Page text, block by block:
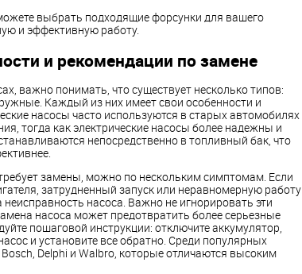
выбрать подходящие форсунки для вашего
и эффективную работу.
и рекомендации по замене
важно понимать, что существует несколько типов:
Каждый из них имеет свои особенности и
насосы часто используются в старых автомобилях
тогда как электрические насосы более надежны и
непосредственно в топливный бак, что
замены, можно по нескольким симптомам. Если
затрудненный запуск или неравномерную работу
насоса. Важно не игнорировать эти
насоса может предотвратить более серьезные
пошаговой инструкции: отключите аккумулятор,
и установите все обратно. Среди популярных
Delphi и Walbro, которые отличаются высоким